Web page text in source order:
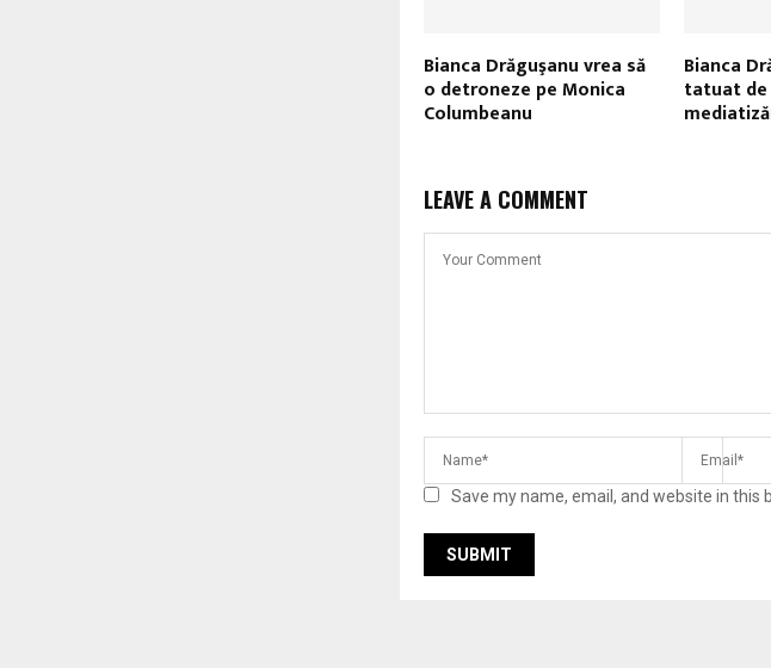
Bianca Drăguşanu vrea să
o detroneze pe Monica
Columbeanu
Bianca
tatuat
LEAVE A COMMENT
Save my name, email, and website in